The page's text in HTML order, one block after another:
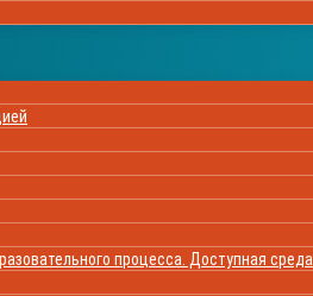
процесса. Доступная среда